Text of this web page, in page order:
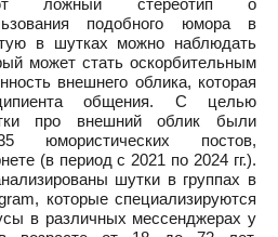
ложный стереотип о
подобного юмора в
в шутках можно наблюдать
может стать оскорбительным
внешнего облика, которая
общения. С целью
про внешний облик были
юмористических постов,
(в период с 2021 по 2024 гг.).
шутки в группах в
которые специализируются
в различных мессенджерах у